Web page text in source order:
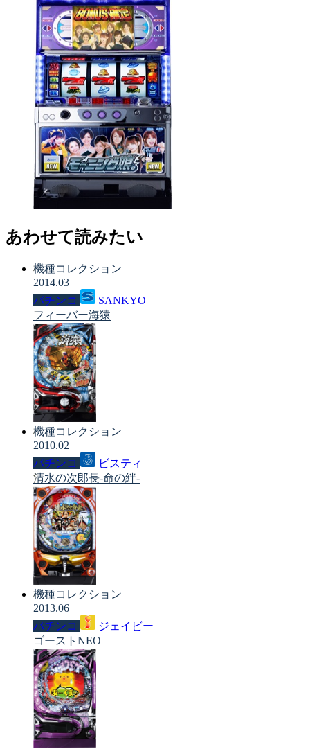
あわせて読みたい
機種コレクション
2014.03
パチンコ
SANKYO
フィーバー海猿
機種コレクション
2010.02
パチンコ
ビスティ
清水の次郎長-命の絆-
機種コレクション
2013.06
パチンコ
ジェイビー
ゴーストNEO